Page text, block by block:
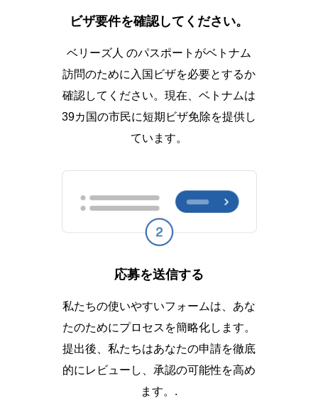
ビザ要件を確認してください。
ベリーズ人 のパスポートがベトナム
訪問のために入国ビザを必要とするか
確認してください。現在、ベトナムは
39カ国の市民に短期ビザ免除を提供し
ています。
応募を送信する
私たちの使いやすいフォームは、あな
たのためにプロセスを簡略化します。
提出後、私たちはあなたの申請を徹底
的にレビューし、承認の可能性を高め
ます。.